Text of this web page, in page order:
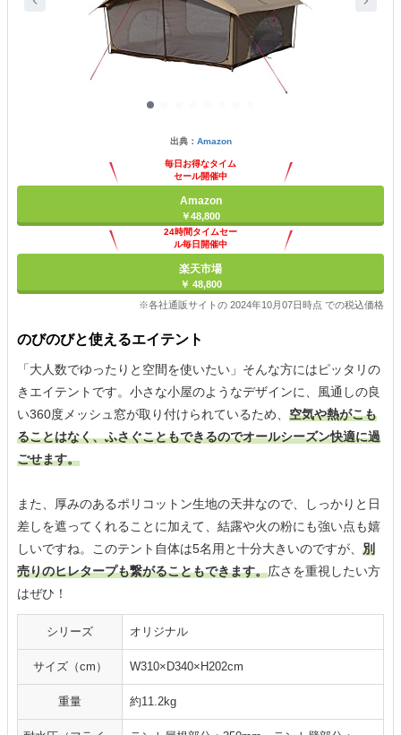
出典： Amazon
毎日お得なタイム
セール開催中
Amazon
￥48,800
24時間タイムセー
ル毎日開催中
楽天市場
￥ 48,800
※各社通販サイトの 2024年10月07日時点 での税込価格
のびのびと使えるエイテント
「大人数でゆったりと空間を使いたい」そんな方にはピッタリの
きエイテントです。小さな小屋のようなデザインに、風通しの良
い360度メッシュ窓が取り付けられているため、 空気や熱がこも
ることはなく、ふさぐこともできるのでオールシーズン快適に過
ごせます。
また、厚みのあるポリコットン生地の天井なので、しっかりと日
差しを遮ってくれることに加えて、結露や火の粉にも強い点も嬉
しいですね。このテント自体は5名用と十分大きいのですが、 別
売りのヒレタープも繋がることもできます。広さを重視したい方
はぜひ！
シリーズ オリジナル
サイズ（cm） W310×D340×H202cm
重量 約11.2kg